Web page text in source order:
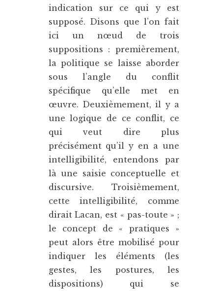
indication sur ce qui y est
supposé. Disons que l’on fait
ici un nœud de trois
suppositions : premièrement,
la politique se laisse aborder
sous l’angle du conflit
spécifique qu’elle met en
œuvre. Deuxièmement, il y a
une logique de ce conflit, ce
qui veut dire plus
précisément qu’il y en a une
intelligibilité, entendons par
là une saisie conceptuelle et
discursive. Troisièmement,
cette intelligibilité, comme
dirait Lacan, est « pas-toute » ;
le concept de « pratiques »
peut alors être mobilisé pour
indiquer les éléments (les
gestes, les postures, les
dispositions) qui se